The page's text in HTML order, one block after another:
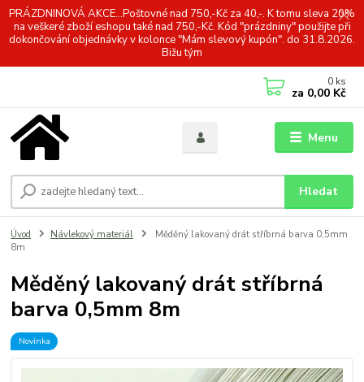
PRÁZDNINOVÁ AKCE...Poštovné nad 750,-Kč za 40,-. K tomu sleva 20%
na veškeré zboží eshopu také nad 750,-Kč. Kód "prázdniny" použijte při
dokončování objednávky v kolonce "Mám slevový kupón". do 31.8.2026.
Bižu tým
Menu
Hledat
0 ks
za 0,00 Kč
Úvod Návlekový materiál
Měděný lakovaný drát stříbrná barva 0,5mm
8m
Měděný lakovaný drát stříbrná
barva 0,5mm 8m
Novinka